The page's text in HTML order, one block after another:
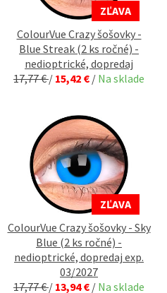
ZĽAVA
ColourVue Crazy šošovky -
Blue Streak (2 ks ročné) -
nedioptrické, dopredaj
17,77 €/ 15,42 € / Na sklade
ZĽAVA
ColourVue Crazy šošovky - Sky
Blue (2 ks ročné) -
nedioptrické, dopredaj exp.
03/2027
17,77 €/ 13,94 € / Na sklade